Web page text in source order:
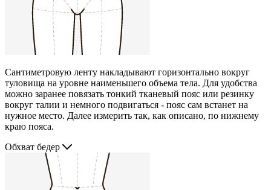
Сантиметровую ленту накладывают горизонтально вокруг
туловища на уровне наименьшего объема тела. Для удобства
можно заранее повязать тонкий тканевый пояс или резинку
вокруг талии и немного подвигаться - пояс сам встанет на
нужное место. Далее измерить так, как описано, по нижнему
краю пояса.
Обхват бедер